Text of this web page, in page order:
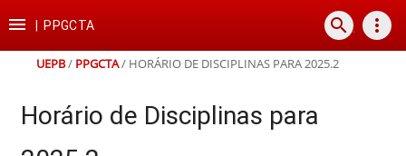
para
conteúdo
para
para
para
rodapé
 PPGCTA search more_vert
UEPB/ PPGCTA/ HORÁRIO DE DISCIPLINAS PARA 2025.2
Horário de Disciplinas para